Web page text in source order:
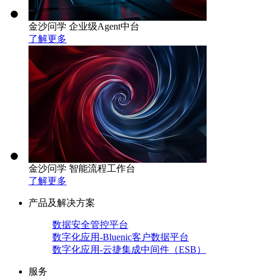
金沙问学 企业级Agent中台
了解更多
金沙问学 智能流程工作台
了解更多
产品及解决方案
数据安全管控平台
数字化应用-Bluenic客户数据平台
数字化应用-云捷集成中间件（ESB）
服务